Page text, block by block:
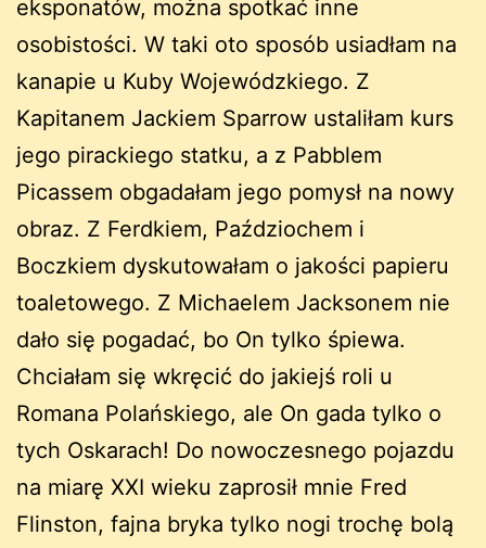
eksponatów, można spotkać inne
osobistości. W taki oto sposób usiadłam na
kanapie u Kuby Wojewódzkiego. Z
Kapitanem Jackiem Sparrow ustaliłam kurs
jego pirackiego statku, a z Pabblem
Picassem obgadałam jego pomysł na nowy
obraz. Z Ferdkiem, Paździochem i
Boczkiem dyskutowałam o jakości papieru
toaletowego. Z Michaelem Jacksonem nie
dało się pogadać, bo On tylko śpiewa.
Chciałam się wkręcić do jakiejś roli u
Romana Polańskiego, ale On gada tylko o
tych Oskarach! Do nowoczesnego pojazdu
na miarę XXI wieku zaprosił mnie Fred
Flinston, fajna bryka tylko nogi trochę bolą